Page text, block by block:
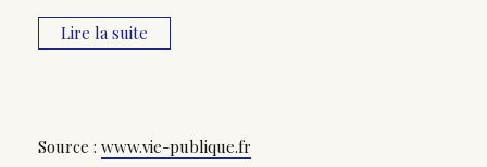
Source : www.vie-publique.fr
Lire la suite